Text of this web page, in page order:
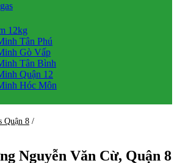
12kg
Tân Phú
Gò Vấp
Tân Bình
Quận 12
Hóc Môn
Quận 8 /
Nguyễn Văn Cừ, Quận 8